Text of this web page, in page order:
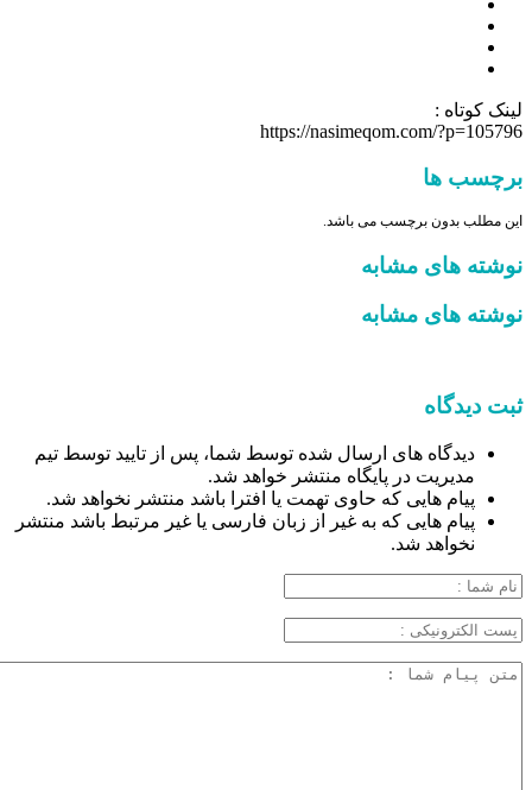
لینک کوتاه :
https://nasimeqom.com/?p=105796
برچسب ها
این مطلب بدون برچسب می باشد.
نوشته های مشابه
نوشته های مشابه
ثبت دیدگاه
دیدگاه های ارسال شده توسط شما، پس از تایید توسط تیم
مدیریت در پایگاه منتشر خواهد شد.
پیام هایی که حاوی تهمت یا افترا باشد منتشر نخواهد شد.
پیام هایی که به غیر از زبان فارسی یا غیر مرتبط باشد منتشر
نخواهد شد.